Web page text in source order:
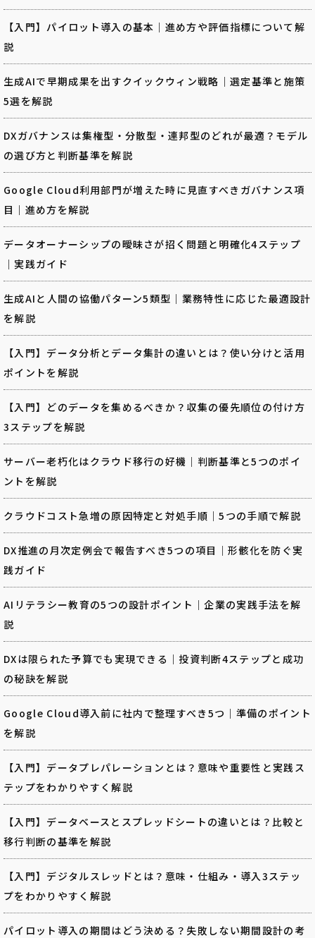
【入門】パイロット導入の基本｜進め方や評価指標について解
説
生成AIで早期成果を出すクイックウィン戦略｜選定基準と施策
5選を解説
DXガバナンスは集権型・分散型・連邦型のどれが最適？モデル
の選び方と判断基準を解説
Google Cloud利用部門が増えた時に見直すべきガバナンス項
目｜進め方を解説
データオーナーシップの曖昧さが招く問題と明確化4ステップ
｜実践ガイド
生成AIと人間の協働パターン5類型｜業務特性に応じた最適設計
を解説
【入門】データ分析とデータ集計の違いとは？使い分けと活用
ポイントを解説
【入門】どのデータを集めるべきか？収集の優先順位の付け方
3ステップを解説
サーバー老朽化はクラウド移行の好機｜判断基準と5つのポイ
ントを解説
クラウドコスト急増の原因特定と対処手順｜5つの手順で解説
DX推進の月次定例会で報告すべき5つの項目｜形骸化を防ぐ実
践ガイド
AIリテラシー教育の5つの設計ポイント｜企業の実践手法を解
説
DXは限られた予算でも実現できる｜投資判断4ステップと成功
の秘訣を解説
Google Cloud導入前に社内で整理すべき5つ｜準備のポイント
を解説
【入門】データプレパレーションとは？意味や重要性と実践ス
テップをわかりやすく解説
【入門】データベースとスプレッドシートの違いとは？比較と
移行判断の基準を解説
【入門】デジタルスレッドとは？意味・仕組み・導入3ステッ
プをわかりやすく解説
パイロット導入の期間はどう決める？失敗しない期間設計の考